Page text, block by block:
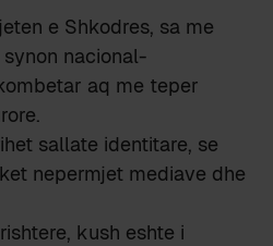
e Shkodres, sa me
nacional-
aq me teper
sallate identitare, se
nepermjet mediave dhe
kush eshte i